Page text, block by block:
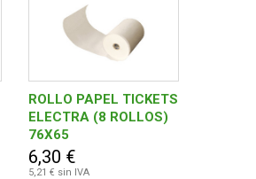
ROLLO PAPEL TICKETS
ELECTRA (8 ROLLOS)
76X65
6,30 €
5,21 € sin IVA